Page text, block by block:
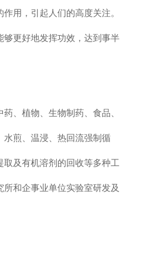
用，引起人们的高度关注。
够更好地发挥功效，达到事半
、植物、生物制药、食品、
水煎、温浸、热回流强制循
及有机溶剂的回收等多种工
和企事业单位实验室研发及